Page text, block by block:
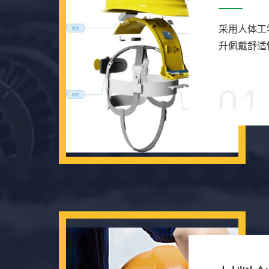
采用人体
升佩戴舒